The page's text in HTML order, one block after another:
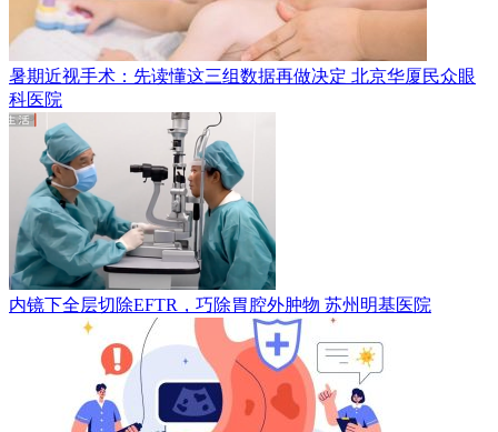
暑期近视手术：先读懂这三组数据再做决定 北京华厦民众眼
科医院
内镜下全层切除EFTR，巧除胃腔外肿物 苏州明基医院